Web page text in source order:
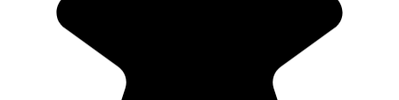
"Seriously, makes my tasks easier to share with the team, and the
free version is quite nice for our little office. Eventually, we will
expand, and this is definitely a great tool to do that! Syncs with my
Workspace and Calendar."